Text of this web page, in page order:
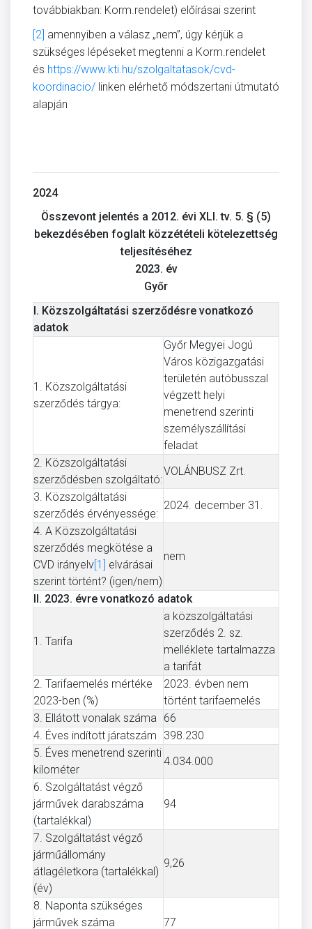
továbbiakban: Korm.rendelet) előírásai szerint
[2] amennyiben a válasz „nem”, úgy kérjük a
szükséges lépéseket megtenni a Korm.rendelet
és https://www.kti.hu/szolgaltatasok/cvd-
koordinacio/ linken elérhető módszertani útmutató
alapján
2024
Összevont jelentés a 2012. évi XLI. tv. 5. § (5)
bekezdésében foglalt közzétételi kötelezettség
teljesítéséhez
2023. év
Győr
I. Közszolgáltatási szerződésre vonatkozó
adatok
1. Közszolgáltatási
szerződés tárgya:
Győr Megyei Jogú
Város közigazgatási
területén autóbusszal
végzett helyi
menetrend szerinti
személyszállítási
feladat
2. Közszolgáltatási
szerződésben szolgáltató:
VOLÁNBUSZ Zrt.
3. Közszolgáltatási
szerződés érvényessége:
2024. december 31.
4. A Közszolgáltatási
szerződés megkötése a
CVD irányelv[1] elvárásai
szerint történt? (igen/nem)
nem
II. 2023. évre vonatkozó adatok
1. Tarifa
a közszolgáltatási
szerződés 2. sz.
melléklete tartalmazza
a tarifát
2. Tarifaemelés mértéke
2023-ben (%)
2023. évben nem
történt tarifaemelés
3. Ellátott vonalak száma 66
4. Éves indított járatszám
398.230
5. Éves menetrend szerinti
kilométer
4.034.000
6. Szolgáltatást végző
járművek darabszáma
(tartalékkal)
94
7. Szolgáltatást végző
járműállomány
átlagéletkora (tartalékkal)
(év)
9,26
8. Naponta szükséges
járművek száma
77